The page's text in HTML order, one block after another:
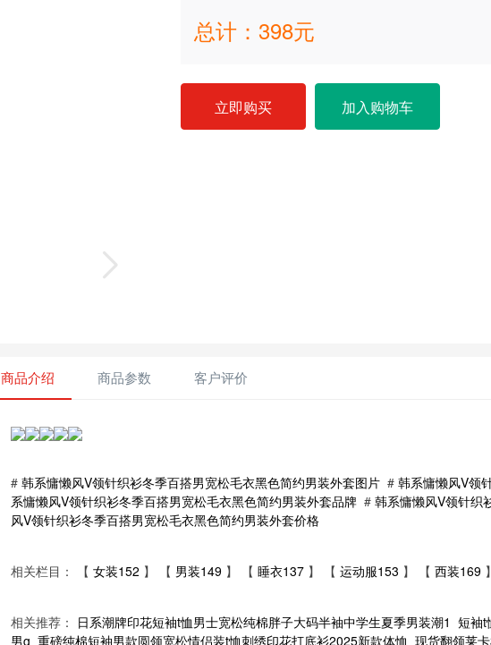
总计： 398元
立即购买 加入购物车
商品介绍 商品参数 客户评价
# 韩系慵懒风V领针织衫冬季百搭男宽松毛衣黑色简约男装外套图片 # 韩系慵懒风V领
系慵懒风V领针织衫冬季百搭男宽松毛衣黑色简约男装外套品牌 # 韩系慵懒风V领针织
风V领针织衫冬季百搭男宽松毛衣黑色简约男装外套价格
相关栏目： 【 女装152 】 【 男装149 】 【 睡衣137 】 【 运动服153 】 【 西装169
相关推荐： 日系潮牌印花短袖t恤男士宽松纯棉胖子大码半袖中学生夏季男装潮1 短袖t
男g 重磅纯棉短袖男款圆领宽松情侣装t恤刺绣印花打底衫2025新款体恤 现货翻领莱